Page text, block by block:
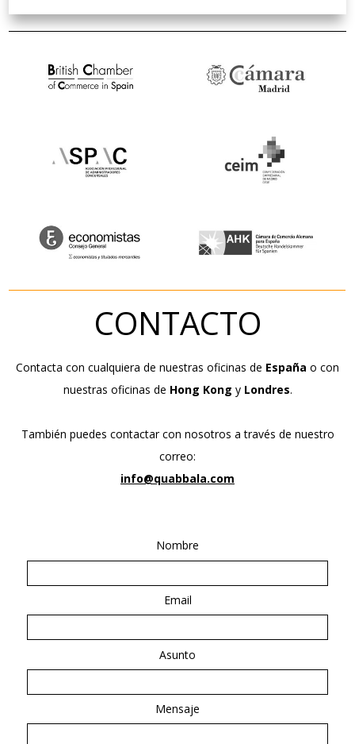
CONTACTO
Contacta con cualquiera de nuestras oficinas de España o con
nuestras oficinas de Hong Kong y Londres.
También puedes contactar con nosotros a través de nuestro
correo:
info@quabbala.com
Nombre
Email
Asunto
Mensaje